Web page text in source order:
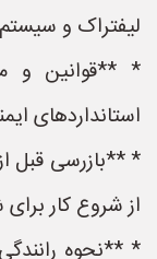
لیفتراک و
* **قوانین و
استانداردهای
* **بازرسی قبل
از شروع کار
* **نحوه